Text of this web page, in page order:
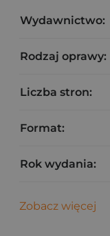
Wydawnictwo:
Rodzaj oprawy:
Liczba stron:
Format:
Rok wydania:
Zobacz więcej